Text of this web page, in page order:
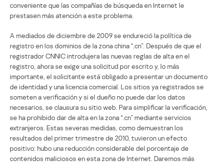
conveniente que las compañías de búsqueda en Internet le
prestasen más atención a este problema.
A mediados de diciembre de 2009 se endureció la política de
registro en los dominios de la zona china “.cn”. Después de que el
registrador CNNIC introdujera las nuevas reglas de alta en el
registro, ahora se exige una solicitud por escrito y, lo más
importante, el solicitante está obligado a presentar un documento
de identidad y una licencia comercial. Los sitios ya registrados se
someten a verificación y si el dueño no puede dar los datos
necesarios, se clausura su sitio web. Para simplificar la verificación,
se ha prohibido dar de alta en la zona “.cn” mediante servicios
extranjeros. Estas severas medidas, como demuestran los
resultados del primer trimestre de 2010, tuvieron un efecto
positivo: hubo una reducción considerable del porcentaje de
contenidos maliciosos en esta zona de Internet. Daremos más